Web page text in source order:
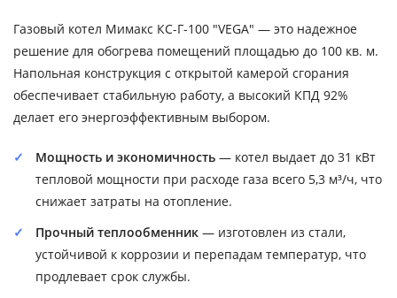
Газовый котел Мимакс КС-Г-100 "VEGA" — это надежное
решение для обогрева помещений площадью до 100 кв. м.
Напольная конструкция с открытой камерой сгорания
обеспечивает стабильную работу, а высокий КПД 92%
делает его энергоэффективным выбором.
Мощность и экономичность — котел выдает до 31 кВт
тепловой мощности при расходе газа всего 5,3 м³/ч, что
снижает затраты на отопление.
Прочный теплообменник — изготовлен из стали,
устойчивой к коррозии и перепадам температур, что
продлевает срок службы.